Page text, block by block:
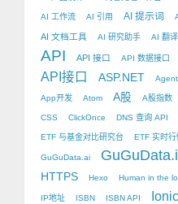
AI 工作流 AI 引用 AI 提示词
AI 文档工具 AI 研究助手 AI 翻
API API 接口 API 数据接口
API接口 ASP.NET
App开发 Atom A股 A股指数
CSS ClickOnce DNS 查询 API
ETF 与基金对比研究台 ETF 实时行
GuGuData.ai
HTTPS Hexo Human in the
IP地址 ISBN ISBN API Ionic